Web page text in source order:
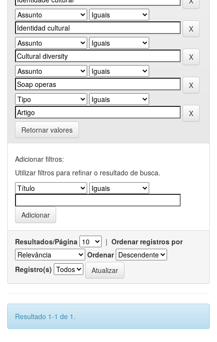
Retornar valores
Adicionar filtros:
Utilizar filtros para refinar o resultado de busca.
Resultados/Página | Ordenar registros por
Ordenar
Registro(s)
Resultado 1-1 de 1.